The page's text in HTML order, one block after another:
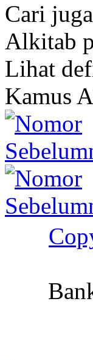
Cari
Alkitab
Lihat
Kamus